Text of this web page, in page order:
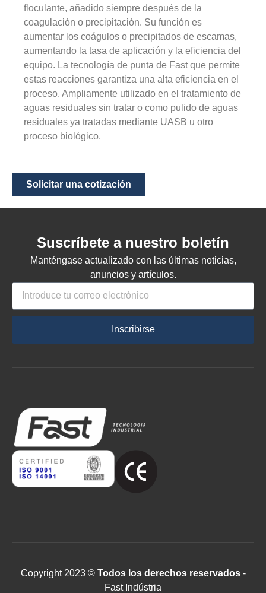
floculante, añadido siempre después de la
coagulación o precipitación. Su función es
aumentar los coágulos o precipitados de escamas,
aumentando la tasa de aplicación y la eficiencia del
equipo. La tecnología de punta de Fast que permite
estas reacciones garantiza una alta eficiencia en el
proceso. Ampliamente utilizado en el tratamiento de
aguas residuales sin tratar o como pulido de aguas
residuales ya tratadas mediante UASB u otro
proceso biológico.
Solicitar una cotización
Suscríbete a nuestro boletín
Manténgase actualizado con las últimas noticias,
anuncios y artículos.
Inscribirse
Copyright 2023 © Todos los derechos reservados-
Fast Indústria